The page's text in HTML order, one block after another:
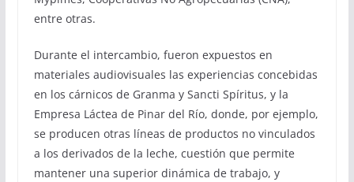
entre otras.
Durante el intercambio, fueron expuestos en
materiales audiovisuales las experiencias concebidas
en los cárnicos de Granma y Sancti Spíritus, y la
Empresa Láctea de Pinar del Río, donde, por ejemplo,
se producen otras líneas de productos no vinculados
a los derivados de la leche, cuestión que permite
mantener una superior dinámica de trabajo, y